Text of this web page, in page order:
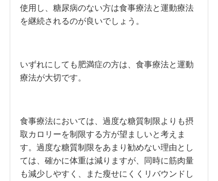
使用し、糖尿病のない方は食事療法と運動療法
を継続されるのが良いでしょう。
いずれにしても肥満症の方は、食事療法と運動
療法が大切です。
食事療法においては、過度な糖質制限よりも摂
取カロリーを制限する方が望ましいと考えま
す。過度な糖質制限をあまり勧めない理由とし
ては、確かに体重は減りますが、同時に筋肉量
も減少しやすく、また瘦せにくくリバウンドし